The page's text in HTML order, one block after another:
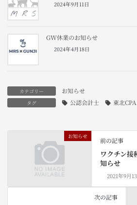
2024年9月11日
GW休業のお知らせ
2024年4月18日
カテゴリー お知らせ
タグ 公認会計士 東北CPA
お知らせ
前の記事
ワクチン接
知らせ
2021年9月
次の記事